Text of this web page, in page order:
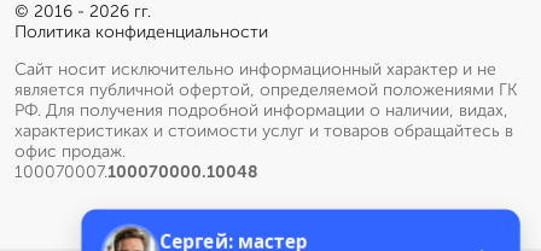
© 2016 - 2026 гг.
Политика конфиденциальности
Сайт носит исключительно информационный характер и не
является публичной офертой, определяемой положениями ГК
РФ. Для получения подробной информации о наличии, видах,
характеристиках и стоимости услуг и товаров обращайтесь в
офис продаж.
100070007.100070000.10048
Сергей: мастер